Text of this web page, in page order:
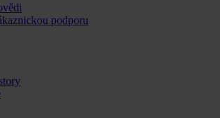
podporu